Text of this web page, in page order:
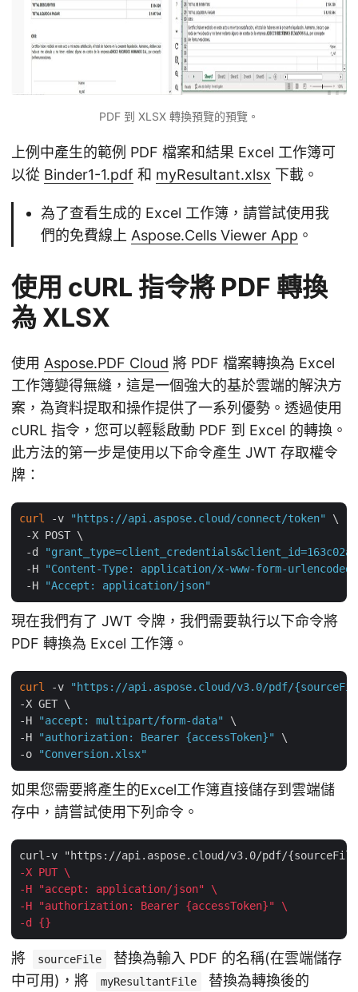
PDF 到 XLSX 轉換預覽的預覽。
上例中產生的範例 PDF 檔案和結果 Excel 工作簿可
以從 Binder1-1.pdf 和 myResultant.xlsx 下載。
為了查看生成的 Excel 工作簿，請嘗試使用我
們的免費線上 Aspose.Cells Viewer App 。
使用 cURL 指令將 PDF 轉換
為 XLSX
使用 Aspose.PDF Cloud 將 PDF 檔案轉換為 Excel
工作簿變得無縫，這是一個強大的基於雲端的解決方
案，為資料提取和操作提供了一系列優勢。透過使用
cURL 指令，您可以輕鬆啟動 PDF 到 Excel 的轉換。
此方法的第一步是使用以下命令產生 JWT 存取權令
牌：
curl -v "https://api.aspose.cloud/connect/token"
\
-X POST \
-d
-H
"Content-Type: application/x-www-form-urlencoded"
-H
"Accept: application/json"
現在我們有了 JWT 令牌，我們需要執行以下命令將
PDF 轉換為 Excel 工作簿。
curl -v
"https://api.aspose.cloud/v3.0/pdf/
-X GET \
-H
"accept: multipart/form-data"
\
-H
"authorization: Bearer {accessToken}"
\
-o
"Conversion.xlsx"
如果您需要將產生的Excel工作簿直接儲存到雲端儲
存中，請嘗試使用下列命令。
-X PUT \
-H "accept: application/json" \
-H "authorization: Bearer {accessToken}" \
-d {}
將 sourceFile
替換為輸入 PDF 的名稱(在雲端儲存
中可用)，將
myResultantFile
替換為轉換後的